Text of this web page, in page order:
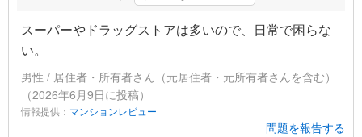
スーパーやドラッグストアは多いので、日常で困らな
い。
男性 / 居住者・所有者さん（元居住者・元所有者さんを含む）
（2026年6月9日に投稿）
情報提供： マンションレビュー
問題を報告する